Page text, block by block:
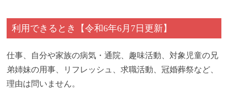
利用できるとき【令和6年6月7日更新】
仕事、自分や家族の病気・通院、趣味活動、対象児童の兄
弟姉妹の用事、リフレッシュ、求職活動、冠婚葬祭など、
理由は問いません。